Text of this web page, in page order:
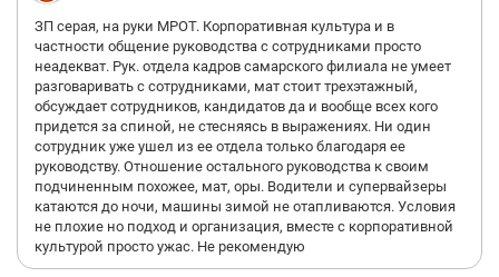
ЗП серая, на руки МРОТ. Корпоративная культура и в
частности общение руководства с сотрудниками просто
неадекват. Рук. отдела кадров самарского филиала не умеет
разговаривать с сотрудниками, мат стоит трехэтажный,
обсуждает сотрудников, кандидатов да и вообще всех кого
придется за спиной, не стесняясь в выражениях. Ни один
сотрудник уже ушел из ее отдела только благодаря ее
руководству. Отношение остального руководства к своим
подчиненным похожее, мат, оры. Водители и супервайзеры
катаются до ночи, машины зимой не отапливаются. Условия
не плохие но подход и организация, вместе с корпоративной
культурой просто ужас. Не рекомендую